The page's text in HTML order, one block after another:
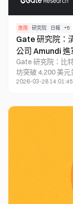
進階 研究院 日報 +5
Gate 研究院：
公司 Amundi 進
Gate 研究院：比
坊突破 4,200 美
Capital 及 Cypher
後，整體去槓桿
2026-03-28 14:01:45